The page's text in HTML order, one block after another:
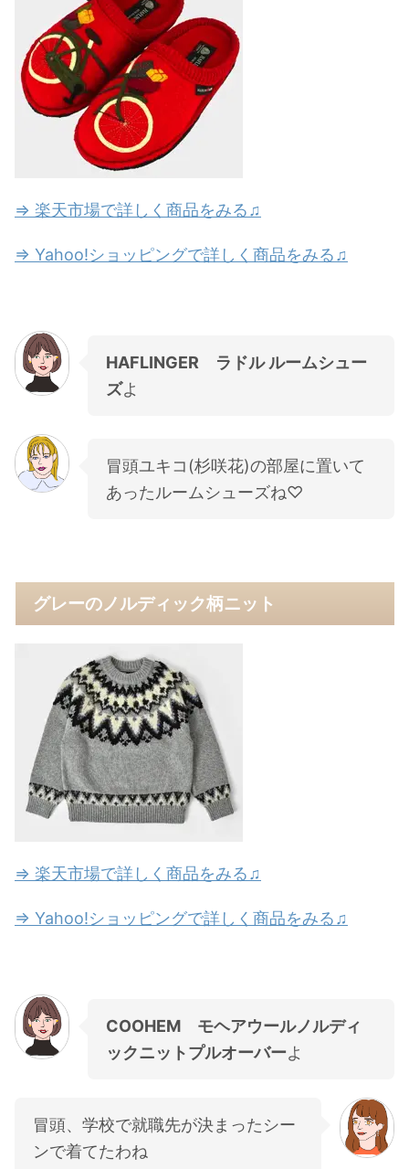
⇒ 楽天市場で詳しく商品をみる♫
⇒ Yahoo!ショッピングで詳しく商品をみる♫
HAFLINGER ラドル ルームシュー
ズよ
冒頭ユキコ(杉咲花)の部屋に置いて
あったルームシューズね♡
グレーのノルディック柄ニット
⇒ 楽天市場で詳しく商品をみる♫
⇒ Yahoo!ショッピングで詳しく商品をみる♫
COOHEM モヘアウールノルディ
ックニットプルオーバーよ
冒頭、学校で就職先が決まったシー
ンで着てたわね